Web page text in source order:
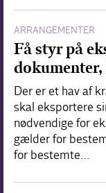
ARRANGEMENTER
Få styr på
Der er et hav af
skal eksportere
nødvendige for
gælder for
for bestemte…